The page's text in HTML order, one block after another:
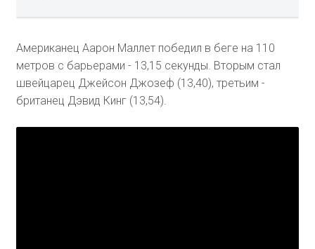
Американец Аарон Маллет победил в беге на 110
метров с барьерами - 13,15 секунды. Вторым стал
швейцарец Джейсон Джозеф (13,40), третьим -
британец Дэвид Кинг (13,54).